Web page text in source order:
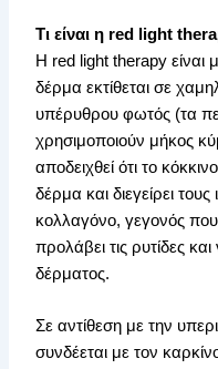
Τι είναι η red light
Η red light therapy είναι
δέρμα εκτίθεται σε
υπέρυθρου φωτός (τα
χρησιμοποιούν μήκος
αποδειχθεί ότι το
δέρμα και διεγείρει
κολλαγόνο, γεγονός
προλάβει τις ρυτίδες
δέρματος.
Σε αντίθεση με την
συνδέεται με τον